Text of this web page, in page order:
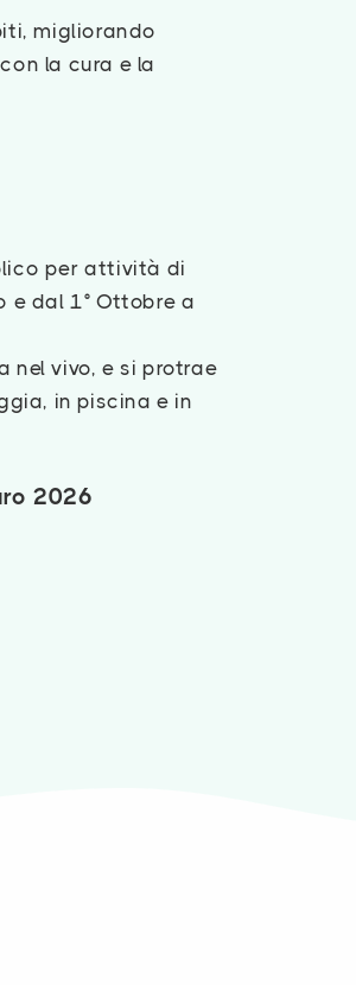
migliorando
la cura e la
per attività di
e dal 1° Ottobre a
nel vivo, e si protrae
in piscina e in
2026